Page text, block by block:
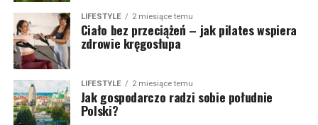
LIFESTYLE 2 miesiące temu
Ciało bez przeciążeń – jak pilates wspiera
zdrowie kręgosłupa
LIFESTYLE 2 miesiące temu
Jak gospodarczo radzi sobie południe
Polski?